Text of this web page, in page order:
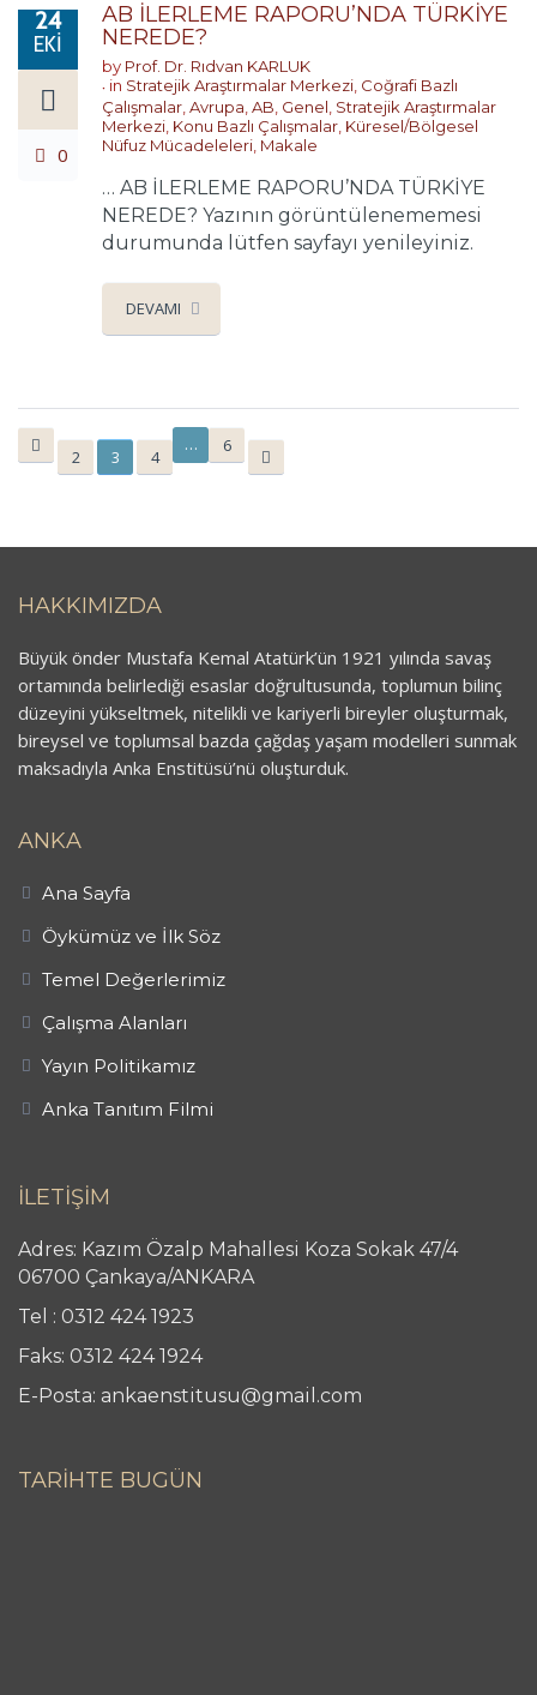
24
EKI
0
AB İLERLEME RAPORU’NDA TÜRKİYE
NEREDE?
by Prof. Dr. Rıdvan KARLUK
in Stratejik Araştırmalar Merkezi, Coğrafi Bazlı
Çalışmalar,Avrupa,AB, Genel, Stratejik Araştırmalar
Merkezi, Konu Bazlı Çalışmalar, Küresel/Bölgesel
Nüfuz Mücadeleleri, Makale
… AB İLERLEME RAPORU’NDA TÜRKİYE
NEREDE? Yazının görüntülenememesi
durumunda lütfen sayfayı yenileyiniz.
DEVAMI
2 3 4
… 6
HAKKIMIZDA
Büyük önder Mustafa Kemal Atatürk’ün 1921 yılında savaş
ortamında belirlediği esaslar doğrultusunda, toplumun bilinç
düzeyini yükseltmek, nitelikli ve kariyerli bireyler oluşturmak,
bireysel ve toplumsal bazda çağdaş yaşam modelleri sunmak
maksadıyla Anka Enstitüsü’nü oluşturduk.
ANKA
Ana Sayfa
Öykümüz ve İlk Söz
Temel Değerlerimiz
Çalışma Alanları
Yayın Politikamız
Anka Tanıtım Filmi
İLETİŞİM
Adres: Kazım Özalp Mahallesi Koza Sokak 47/4
06700 Çankaya/ANKARA
Tel : 0312 424 1923
Faks: 0312 424 1924
E-Posta: ankaenstitusu@gmail.com
TARİHTE BUGÜN